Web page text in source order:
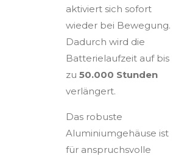
aktiviert sich sofort
wieder bei Bewegung.
Dadurch wird die
Batterielaufzeit auf bis
zu 50.000 Stunden
verlängert.
Das robuste
Aluminiumgehäuse ist
für anspruchsvolle